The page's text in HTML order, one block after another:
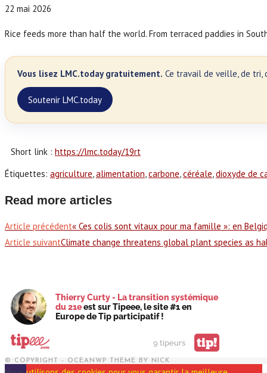
22 mai 2026
Rice feeds more than half the world. From terraced paddies in
Vous lisez LMC.today gratuitement. Ce travail de veille, de tri,
Soutenir LMC.today
Short link : https://lmc.today/19rt
Étiquettes: agriculture, alimentation, carbone, céréale, dioxyde de
Read more articles
Article précédent« Ces colis sont vitaux pour ma famille »: en
Article suivantClimate change threatens global plant species as
Thierry Curty - La transition systémique
du 21eest sur Tipeee, le site #1 en
Europe de Tip participatif !
9 tipeurs tip!
© COPYRIGHT - OCEANWP THEME BY NICK